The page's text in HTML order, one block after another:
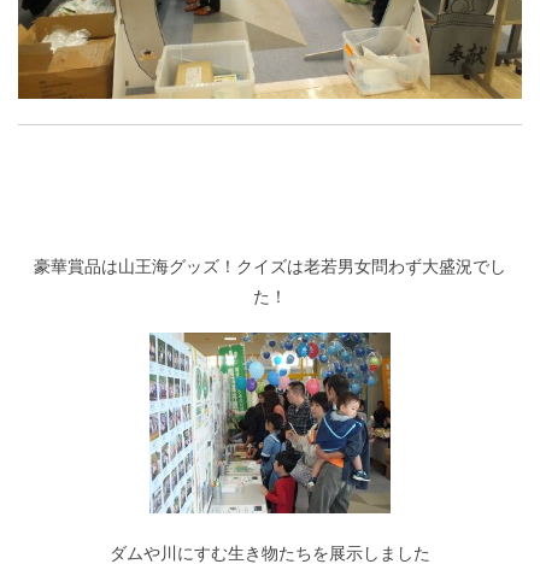
豪華賞品は山王海グッズ！クイズは老若男女問わず大盛況でし
た！
ダムや川にすむ生き物たちを展示しました